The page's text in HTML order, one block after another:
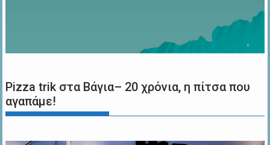
Pizza trik στα Βάγια– 20 χρόνια, η πίτσα που
αγαπάμε!